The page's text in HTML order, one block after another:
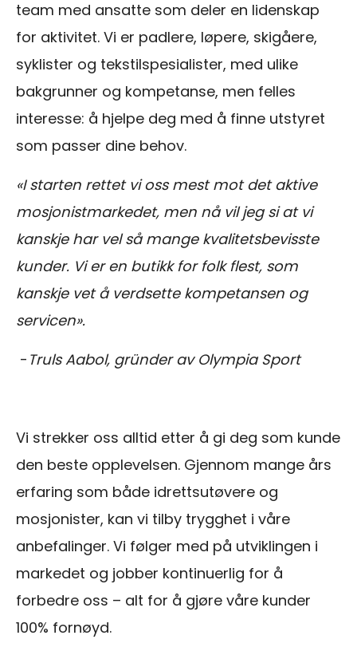
team med ansatte som deler en lidenskap
for aktivitet. Vi er padlere, løpere, skigåere,
syklister og tekstilspesialister, med ulike
bakgrunner og kompetanse, men felles
interesse: å hjelpe deg med å finne utstyret
som passer dine behov.
«I starten rettet vi oss mest mot det aktive
mosjonistmarkedet, men nå vil jeg si at vi
kanskje har vel så mange kvalitetsbevisste
kunder. Vi er en butikk for folk flest, som
kanskje vet å verdsette kompetansen og
servicen».
- Truls Aabol, gründer av Olympia Sport
Vi strekker oss alltid etter å gi deg som kunde
den beste opplevelsen. Gjennom mange års
erfaring som både idrettsutøvere og
mosjonister, kan vi tilby trygghet i våre
anbefalinger. Vi følger med på utviklingen i
markedet og jobber kontinuerlig for å
forbedre oss – alt for å gjøre våre kunder
100% fornøyd.